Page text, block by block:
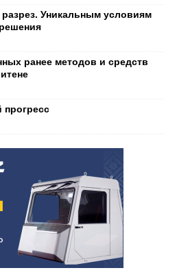
Уникальным условиям
ранее методов и средств